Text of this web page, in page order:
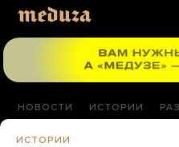
НОВОСТИ ИСТОРИИ
ИСТОРИИ